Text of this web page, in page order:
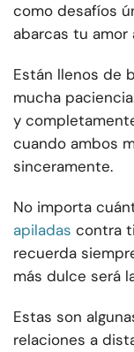
como desafíos
abarcas tu amor
Están llenos de
mucha
y
cuando ambos
sinceramente.
No importa
apiladas contra
recuerda
más dulce será
Estas son
relaciones a